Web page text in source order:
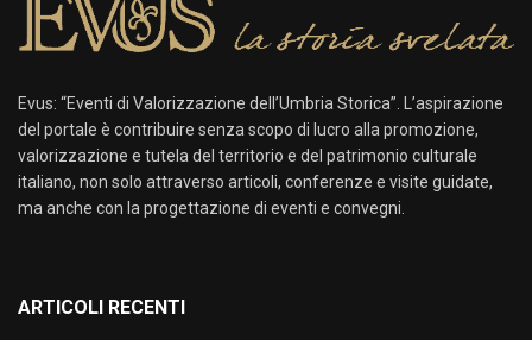
Evus: “Eventi di Valorizzazione dell’Umbria Storica”. L’aspirazione
del portale è contribuire senza scopo di lucro alla promozione,
valorizzazione e tutela del territorio e del patrimonio culturale
italiano, non solo attraverso articoli, conferenze e visite guidate,
ma anche con la progettazione di eventi e convegni.
ARTICOLI RECENTI